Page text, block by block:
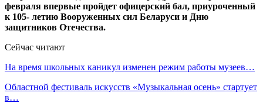
февраля впервые пройдет офицерский бал, приуроченный
к 105- летию Вооруженных сил Беларуси и Дню
защитников Отечества.
Сейчас читают
На время школьных каникул изменен режим работы музеев…
Областной фестиваль искусств «Музыкальная осень» стартует
в…